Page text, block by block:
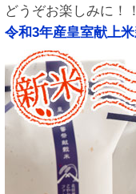
どうぞお楽しみに！
令和3年産皇室献上